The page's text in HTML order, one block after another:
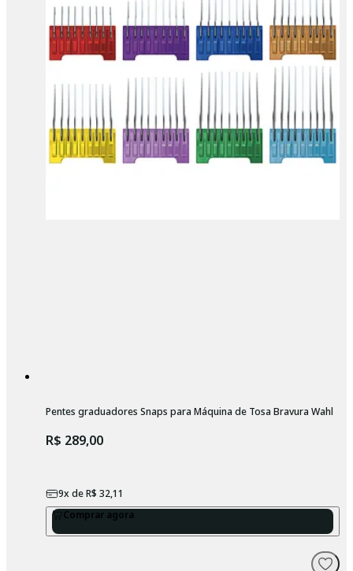
Pentes graduadores Snaps para Máquina de Tosa Bravura Wahl
R$ 289,00
9x deR$ 32,11
Comprar agora